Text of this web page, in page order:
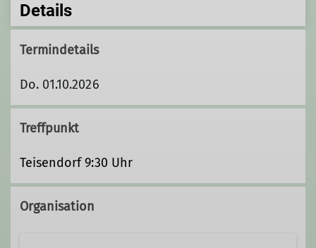
Details
Termindetails
Do. 01.10.2026
Treffpunkt
Teisendorf 9:30 Uhr
Organisation